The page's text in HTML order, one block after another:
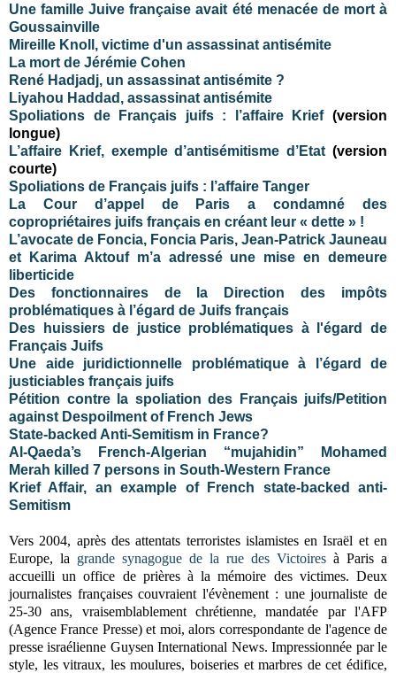
Une famille Juive française avait été menacée de mort à
Goussainville
Mireille Knoll, victime d'un assassinat antisémite
La mort de Jérémie Cohen
René Hadjadj, un assassinat antisémite ?
Liyahou Haddad, assassinat antisémite
Spoliations de Français juifs : l’affaire Krief(version
longue)
L’affaire Krief, exemple d’antisémitisme d’Etat (version
courte)
Spoliations de Français juifs : l’affaire Tanger
La Cour d’appel de Paris a condamné des
copropriétaires juifs français en créant leur « dette » !
L’avocate de Foncia, Foncia Paris, Jean-Patrick Jauneau
et Karima Aktouf m’a adressé une mise en demeure
liberticide
Des fonctionnaires de la Direction des impôts
problématiques à l’égard de Juifs français
Des huissiers de justice problématiques à l'égard de
Français Juifs
Une aide juridictionnelle problématique à l’égard de
justiciables français juifs
Pétition contre la spoliation des Français juifs/Petition
against Despoilment of French Jews
State-backed Anti-Semitism in France?
Al-Qaeda’s French-Algerian “mujahidin” Mohamed
Merah killed 7 persons in South-Western France
Krief Affair, an example of French state-backed anti-
Semitism
Vers 2004, après des attentats terroristes islamistes en Israël et en
Europe, la grande synagogue de la rue des Victoires à Paris a
accueilli un office de prières à la mémoire des victimes. Deux
journalistes françaises couvraient l'évènement : une journaliste de
25-30 ans, vraisemblablement chrétienne, mandatée par l'AFP
(Agence France Presse) et moi, alors correspondante de l'agence de
presse israélienne Guysen International News. Impressionnée par le
style, les vitraux, les moulures, boiseries et marbres de cet édifice,